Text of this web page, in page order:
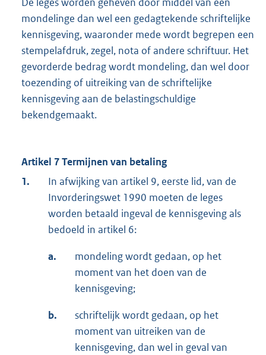
mondelinge dan wel een gedagtekende schriftelijke
kennisgeving, waaronder mede wordt begrepen een
stempelafdruk, zegel, nota of andere schriftuur. Het
gevorderde bedrag wordt mondeling, dan wel door
toezending of uitreiking van de schriftelijke
kennisgeving aan de belastingschuldige
bekendgemaakt.
Artikel 7 Termijnen van betaling
1.
In afwijking van artikel 9, eerste lid, van de
Invorderingswet 1990 moeten de leges
worden betaald ingeval de kennisgeving als
bedoeld in artikel 6:
a.
mondeling wordt gedaan, op het
moment van het doen van de
kennisgeving;
b.
schriftelijk wordt gedaan, op het
moment van uitreiken van de
kennisgeving, dan wel in geval van